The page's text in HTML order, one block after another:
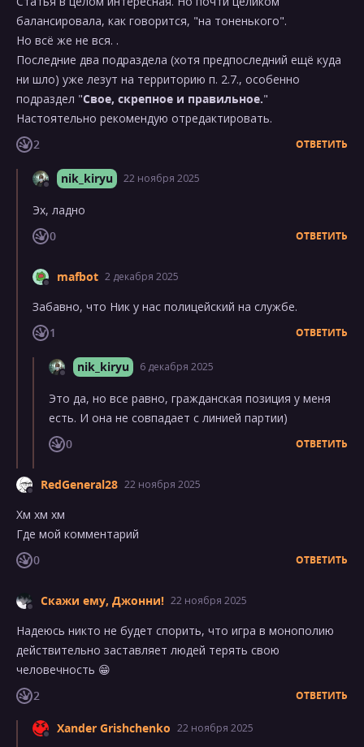
балансировала, как говорится, "на тоненького".
Но всё же не вся. .
Последние два подраздела (хотя предпоследний ещё куда
ни шло) уже лезут на территорию п. 2.7., особенно
подраздел "Свое, скрепное и правильное."
Настоятельно рекомендую отредактировать.
2
ОТВЕТИТЬ
nik_kiryu 22 ноября 2025
Эх, ладно
0
ОТВЕТИТЬ
mafbot 2 декабря 2025
Забавно, что Ник у нас полицейский на службе.
1
ОТВЕТИТЬ
nik_kiryu 6 декабря 2025
Это да, но все равно, гражданская позиция у меня
есть. И она не совпадает с линией партии)
0
ОТВЕТИТЬ
RedGeneral28 22 ноября 2025
Хм хм хм
Где мой комментарий
0
ОТВЕТИТЬ
Скажи ему, Джонни! 22 ноября 2025
Надеюсь никто не будет спорить, что игра в монополию
действительно заставляет людей терять свою
человечность 😁
2
ОТВЕТИТЬ
Xander Grishchenko 22 ноября 2025